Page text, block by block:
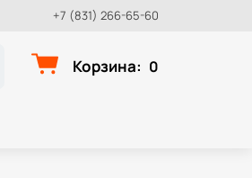
+7 (831) 266-65-60
Корзина: 0